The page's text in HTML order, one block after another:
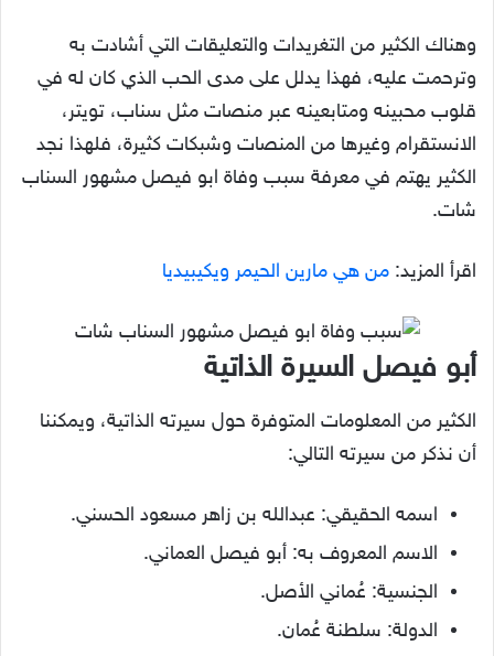
وهناك الكثير من التغريدات والتعليقات التي أشادت به
وترحمت عليه، فهذا يدلل على مدى الحب الذي كان له في
قلوب محبينه ومتابعينه عبر منصات مثل سناب، تويتر،
الانستقرام وغيرها من المنصات وشبكات كثيرة، فلهذا نجد
الكثير يهتم في معرفة سبب وفاة ابو فيصل مشهور السناب
شات.
اقرأ المزيد: من هي مارين الحيمر ويكيبيديا
أبو فيصل السيرة الذاتية
الكثير من المعلومات المتوفرة حول سيرته الذاتية، ويمكننا
أن نذكر من سيرته التالي:
اسمه الحقيقي: عبدالله بن زاهر مسعود الحسني.
الاسم المعروف به: أبو فيصل العماني.
الجنسية: عُماني الأصل.
الدولة: سلطنة عُمان.